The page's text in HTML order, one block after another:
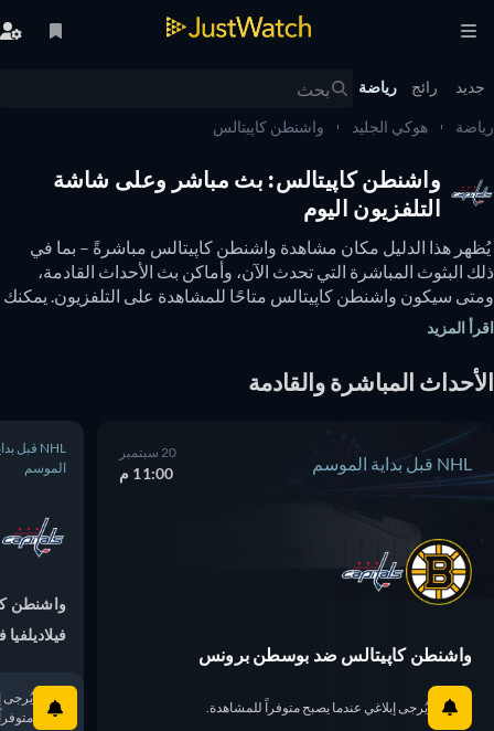
رائج رياضة
هوكي الجليد واشنطن كاپيتالس
واشنطن كاپيتالس: بث مباشر وعلى شاشة
التلفزيون اليوم
يُظهر هذا الدليل مكان مشاهدة واشنطن كاپيتالس مباشرةً – بما في
ذلك البثوث المباشرة التي تحدث الآن، وأماكن بث الأحداث القادمة،
ومتى سيكون واشنطن كاپيتالس متاحًا للمشاهدة على التلفزيون. يمكنك
مجانًا.
المزيد
المباشرة والقادمة
NHL قبل بداية الموسم 11:00 م
واشنطن كاپيتالس ضد بوسطن برونس
يُرجى إبلاغي عندما يصبح متوفراً للمشاهدة.
NHL قبل بداية
الموسم
واشنطن
فيلاديلفيا
يُرجى
متوفراً